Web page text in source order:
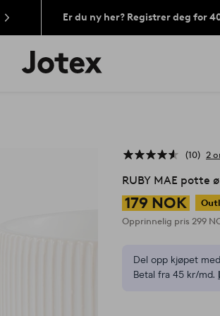
Er du ny her? Registrer deg for
Jotex’
logo
10 2
RUBY MAE potte
179 NOK
Opprinnelig pris 299
Del opp kjøpet
Betal fra 45 kr/md.